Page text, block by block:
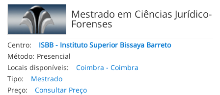
Mestrado em Ciências Jurídico-
Forenses
Centro:
ISBB - Instituto Superior Bissaya Barreto
Método: Presencial
Locais disponíveis:
Coimbra - Coimbra
Tipo:
Mestrado
Preço:
Consultar Preço